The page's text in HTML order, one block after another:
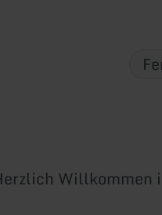
Willkommen